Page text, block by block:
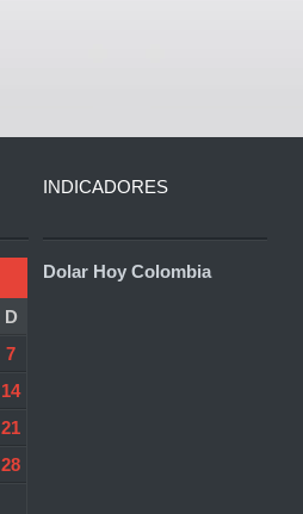
D
7
14
21
28
INDICADORES
Dolar Hoy Colombia